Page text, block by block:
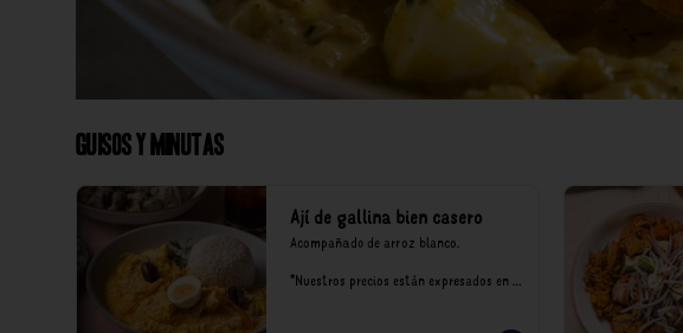
Guisos y Minutas
Ají de gallina bien casero
Acompañado de arroz blanco.
*Nuestros precios están expresados en